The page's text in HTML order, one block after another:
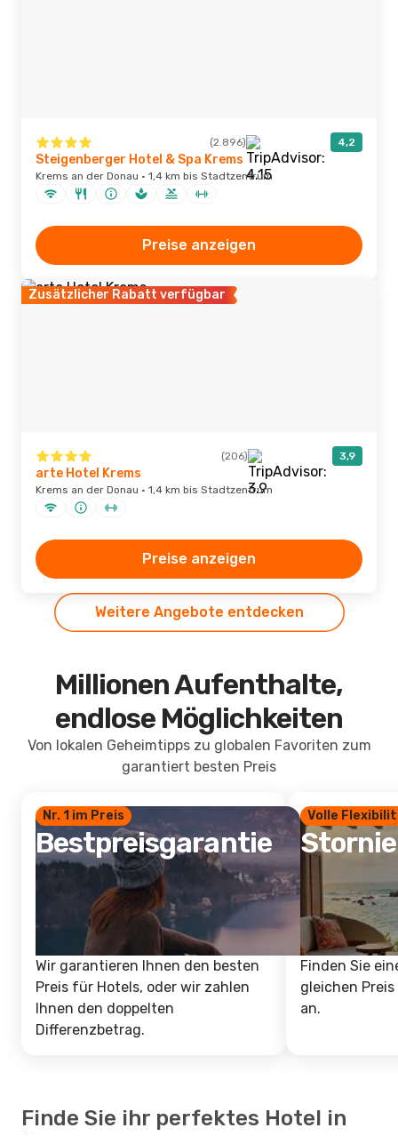
(2.896) 4,2
Steigenberger Hotel & Spa Krems
Krems an der Donau · 1,4 km bis Stadtzentrum
Preise anzeigen
Zusätzlicher Rabatt verfügbar
(206) 3,9
arte Hotel Krems
Krems an der Donau · 1,4 km bis Stadtzentrum
Preise anzeigen
Weitere Angebote entdecken
Millionen Aufenthalte,
endlose Möglichkeiten
Von lokalen Geheimtipps zu globalen Favoriten zum
garantiert besten Preis
Nr. 1 im Preis
Bestpreisgarantie
Wir garantieren Ihnen den besten
Preis für Hotels, oder wir zahlen
Ihnen den doppelten
Differenzbetrag.
Volle
Finden Sie
gleichen
an.
Finde Sie ihr perfektes Hotel in